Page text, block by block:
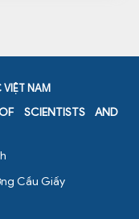
NAM
SCIENTISTS AND
Cầu Giấy